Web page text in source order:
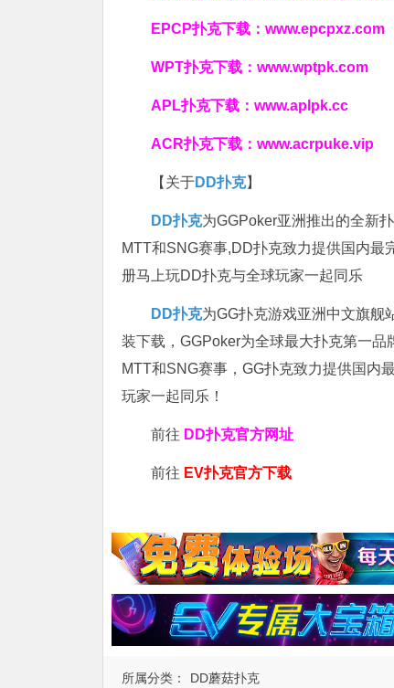
所属分类： DD蘑菇扑克
EPCP扑克下载： www.epcpxz.com
WPT扑克下载： www.wptpk.com
APL扑克下载： www.aplpk.cc
ACR扑克下载： www.acrpuke.vip
【关于DD扑克】
DD扑克为GGPoker亚洲推出的全新
MTT和SNG赛事,DD扑克致力提供国内最
册马上玩DD扑克与全球玩家一起同乐
DD扑克为GG扑克游戏亚洲中文旗舰
装下载，GGPoker为全球最大扑克第一
MTT和SNG赛事，GG扑克致力提供国内
玩家一起同乐！
前往 DD扑克官方网址
前往 EV扑克官方下载